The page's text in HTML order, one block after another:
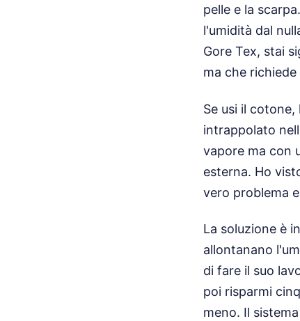
pelle e la
l'umidità dal
Gore Tex, stai
ma che
Se usi il
intrappolato
vapore ma con
esterna. Ho
vero problema
La soluzione è
allontanano
di fare il suo
poi risparmi
meno. Il